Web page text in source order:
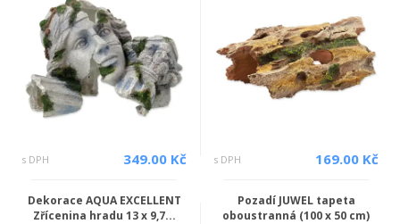
s DPH 349.00 Kč s DPH 169.00 Kč
Dekorace AQUA EXCELLENT
Zřícenina hradu 13 x 9,7...
Pozadí JUWEL tapeta
oboustranná (100 x 50 cm)